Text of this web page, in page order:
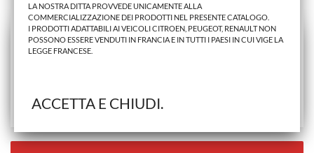
LA NOSTRA DITTA PROVVEDE UNICAMENTE ALLA
COMMERCIALIZZAZIONE DEI PRODOTTI NEL PRESENTE CATALOGO.
I PRODOTTI ADATTABILI AI VEICOLI CITROEN, PEUGEOT, RENAULT NON
POSSONO ESSERE VENDUTI IN FRANCIA E IN TUTTI I PAESI IN CUI VIGE LA
LEGGE FRANCESE.
ACCETTA E CHIUDI.